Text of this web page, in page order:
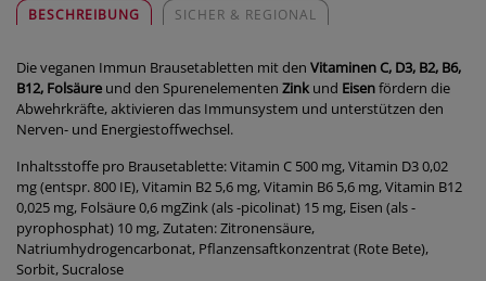
BESCHREIBUNG SICHER & REGIONAL
Die veganen Immun Brausetabletten mit den Vitaminen C, D3, B2, B6,
B12, Folsäure und den Spurenelementen Zinkund Eisenfördern die
Abwehrkräfte, aktivieren das Immunsystem und unterstützen den
Nerven- und Energiestoffwechsel.
Inhaltsstoffe pro Brausetablette: Vitamin C 500 mg, Vitamin D3 0,02
mg (entspr. 800 IE), Vitamin B2 5,6 mg, Vitamin B6 5,6 mg, Vitamin B12
0,025 mg, Folsäure 0,6 mgZink (als -picolinat) 15 mg, Eisen (als -
pyrophosphat) 10 mg, Zutaten: Zitronensäure,
Natriumhydrogencarbonat, Pflanzensaftkonzentrat (Rote Bete),
Sorbit, Sucralose